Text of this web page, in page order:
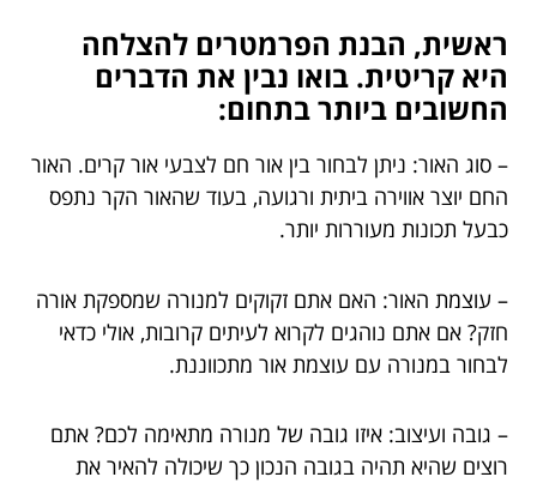
ראשית, הבנת הפרמטרים להצלחה
היא קריטית. בואו נבין את הדברים
החשובים ביותר בתחום:
– סוג האור: ניתן לבחור בין אור חם לצבעי אור קרים. האור
החם יוצר אווירה ביתית ורגועה, בעוד שהאור הקר נתפס
כבעל תכונות מעוררות יותר.
– עוצמת האור: האם אתם זקוקים למנורה שמספקת אורה
חזק? אם אתם נוהגים לקרוא לעיתים קרובות, אולי כדאי
לבחור במנורה עם עוצמת אור מתכווננת.
– גובה ועיצוב: איזו גובה של מנורה מתאימה לכם? אתם
רוצים שהיא תהיה בגובה הנכון כך שיכולה להאיר את